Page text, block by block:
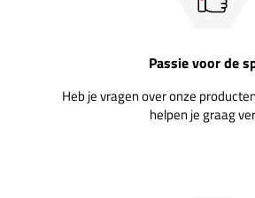
Passie voor de
Heb je vragen over onze
helpen je graag